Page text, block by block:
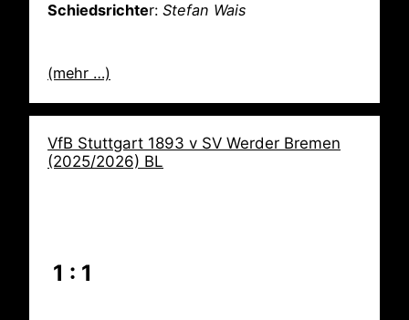
Schiedsrichter: Stefan Wais
(mehr …)
VfB Stuttgart 1893 v SV Werder Bremen
(2025/2026) BL
1 : 1